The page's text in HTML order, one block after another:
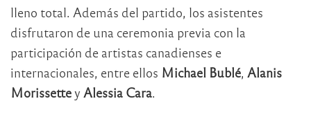
lleno total. Además del partido, los asistentes
disfrutaron de una ceremonia previa con la
participación de artistas canadienses e
internacionales, entre ellos Michael Bublé, Alanis
Morissettey Alessia Cara.